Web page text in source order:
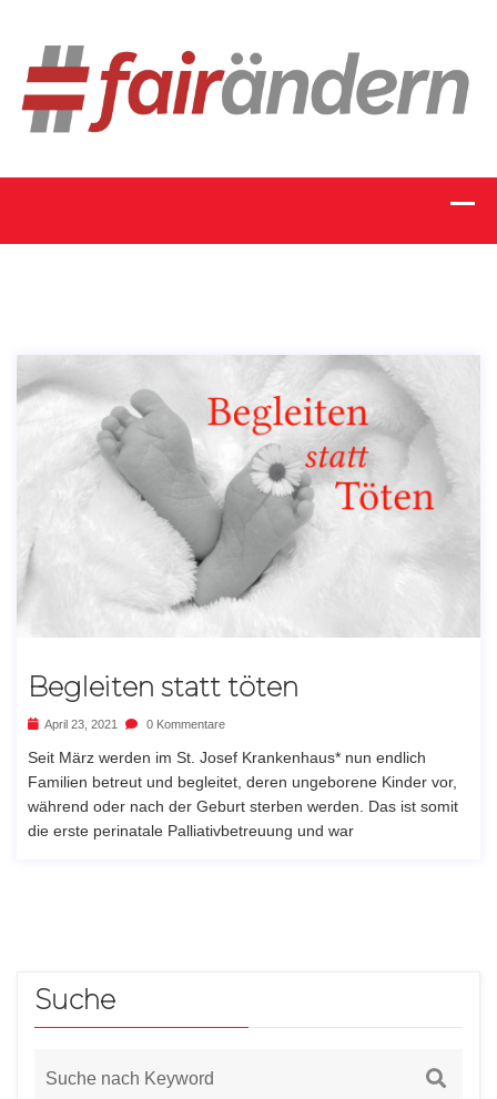
Begleiten statt töten
April 23, 2021 0 Kommentare
Seit März werden im St. Josef Krankenhaus* nun endlich
Familien betreut und begleitet, deren ungeborene Kinder vor,
während oder nach der Geburt sterben werden. Das ist somit
die erste perinatale Palliativbetreuung und war
Suche